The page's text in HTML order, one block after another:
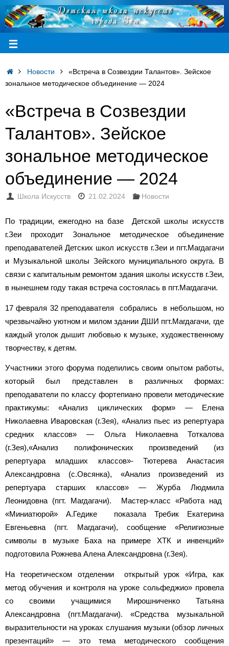
Новости
«Встреча в Созвездии Талантов». Зейское
зональное методическое объединение — 2024
«Встреча в Созвездии
Талантов». Зейское
зональное методическое
объединение — 2024
Школа Искусств 21.02.2024 Новости
По традиции, ежегодно на базе Детской школы искусств
г.Зеи проходит Зональное методическое объединение
преподавателей Детских школ искусств г.Зеи и пгт.Магдагачи
и Музыкальной школы Зейского муниципального округа. В
связи с капитальным ремонтом здания школы искусств г.Зеи,
в нынешнем году такая встреча состоялась в пгт.Магдагачи.
17 февраля 32 преподавателя собрались в небольшом, но
чрезвычайно уютном и милом здании ДШИ пгт.Магдагачи, где
каждый уголок дышит любовью к музыке, художественному
творчеству, к детям.
Участники этого форума поделились своим опытом работы,
который был представлен в различных формах:
преподаватели по классу фортепиано провели методические
практикумы: «Анализ циклических форм» — Елена
Николаевна Иваровская (г.Зея), «Анализ пьес из репертуара
средних классов» — Ольга Николаевна Тоткалова
(г.Зея),«Анализ полифонических произведений (из
репертуара младших классов»- Тютерева Анастасия
Александровна (с.Овсянка), «Анализ произведений из
репертуара старших классов» — Журба Людмила
Леонидовна (пгт. Магдагачи). Мастер-класс «Работа над
«Миниатюрой» А.Гедике показала Требик Екатерина
Евгеньевна (пгт. Магдагачи), сообщение «Религиозные
символы в музыке Баха на примере ХТК и инвенций»
подготовила Рожнева Алена Александровна (г.Зея).
На теоретическом отделении открытый урок «Игра, как
метод обучения и контроля на уроке сольфеджио» провела
со своими учащимися Мирошниченко Татьяна
Александровна (пгт.Магдагачи). «Средства музыкальной
выразительности на уроках слушания музыки (обзор личных
презентаций» — это тема методического сообщения